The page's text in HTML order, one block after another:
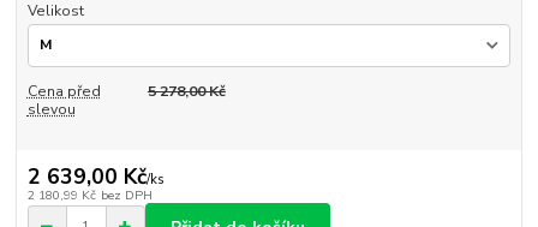
Velikost
Cena před
slevou
5 278,00 Kč
2 639,00 Kč/ks
2 180,99 Kč bez DPH